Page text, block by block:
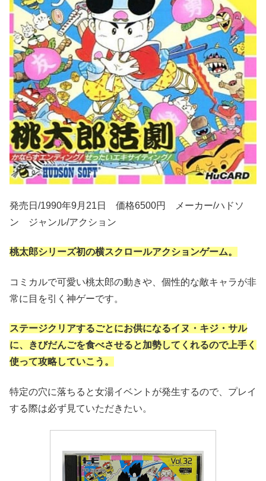
発売日/1990年9月21日 価格6500円 メーカー/ハドソ
ン ジャンル/アクション
桃太郎シリーズ初の横スクロールアクションゲーム。
コミカルで可愛い桃太郎の動きや、個性的な敵キャラが非
常に目を引く神ゲーです。
ステージクリアするごとにお供になるイヌ・キジ・サル
に、きびだんごを食べさせると加勢してくれるので上手く
使って攻略していこう。
特定の穴に落ちると女湯イベントが発生するので、プレイ
する際は必ず見ていただきたい。